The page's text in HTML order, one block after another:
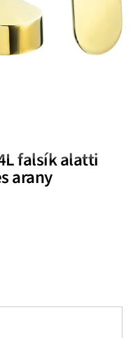
falsík alatti
arany